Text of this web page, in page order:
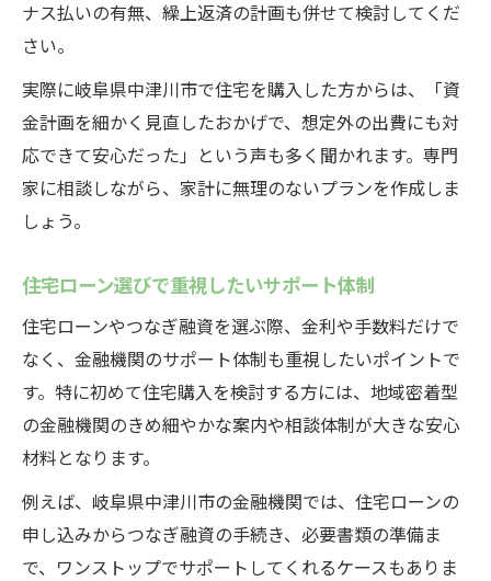
ナス払いの有無、繰上返済の計画も併せて検討してくだ
さい。
実際に岐阜県中津川市で住宅を購入した方からは、「資
金計画を細かく見直したおかげで、想定外の出費にも対
応できて安心だった」という声も多く聞かれます。専門
家に相談しながら、家計に無理のないプランを作成しま
しょう。
住宅ローン選びで重視したいサポート体制
住宅ローンやつなぎ融資を選ぶ際、金利や手数料だけで
なく、金融機関のサポート体制も重視したいポイントで
す。特に初めて住宅購入を検討する方には、地域密着型
の金融機関のきめ細やかな案内や相談体制が大きな安心
材料となります。
例えば、岐阜県中津川市の金融機関では、住宅ローンの
申し込みからつなぎ融資の手続き、必要書類の準備ま
で、ワンストップでサポートしてくれるケースもありま